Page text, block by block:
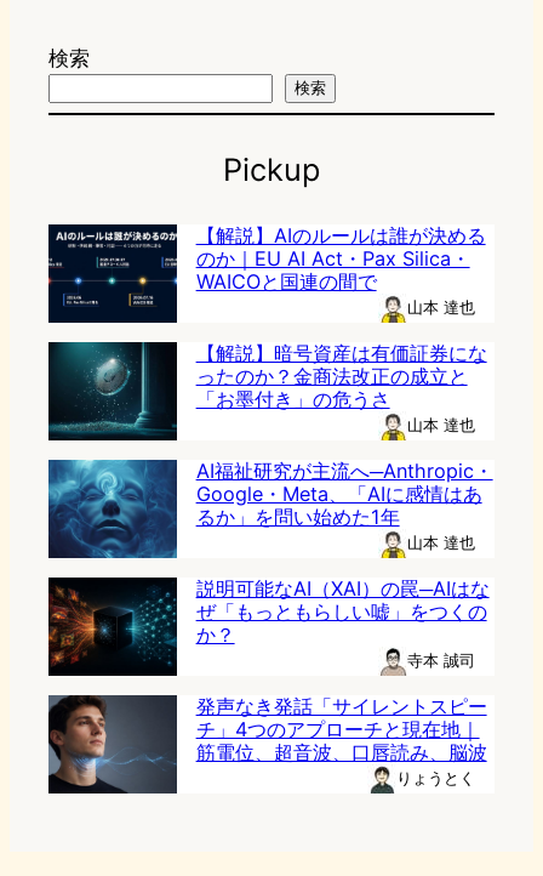
検索
検索
Pickup
【解説】AIのルールは誰が決める
のか｜EU AI Act・Pax Silica・
WAICOと国連の間で
山本 達也
【解説】暗号資産は有価証券にな
ったのか？金商法改正の成立と
「お墨付き」の危うさ
山本 達也
AI福祉研究が主流へ─Anthropic・
Google・Meta、「AIに感情はあ
るか」を問い始めた1年
山本 達也
説明可能なAI（XAI）の罠─AIはな
ぜ「もっともらしい嘘」をつくの
か？
寺本 誠司
発声なき発話「サイレントスピー
チ」4つのアプローチと現在地｜
筋電位、超音波、口唇読み、脳波
りょうとく